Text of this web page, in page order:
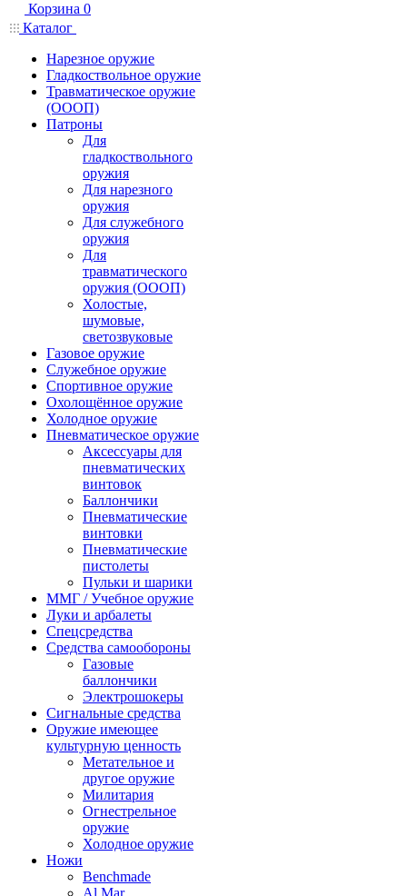
Корзина 0
Каталог
Нарезное оружие
Гладкоствольное оружие
Травматическое оружие
(ОООП)
Патроны
Для
гладкоствольного
оружия
Для нарезного
оружия
Для служебного
оружия
Для
травматического
оружия (ОООП)
Холостые,
шумовые,
светозвуковые
Газовое оружие
Служебное оружие
Спортивное оружие
Охолощённое оружие
Холодное оружие
Пневматическое оружие
Аксессуары для
пневматических
винтовок
Баллончики
Пневматические
винтовки
Пневматические
пистолеты
Пульки и шарики
ММГ / Учебное оружие
Луки и арбалеты
Спецсредства
Средства самообороны
Газовые
баллончики
Электрошокеры
Сигнальные средства
Оружие имеющее
культурную ценность
Метательное и
другое оружие
Милитария
Огнестрельное
оружие
Холодное оружие
Ножи
Benchmade
Al Mar